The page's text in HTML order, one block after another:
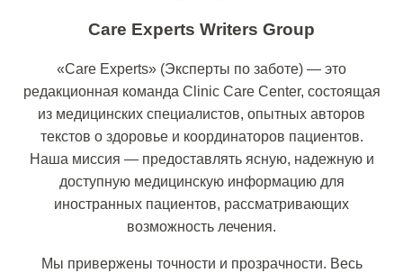
Care Experts Writers Group
«Care Experts» (Эксперты по заботе) — это
редакционная команда Clinic Care Center, состоящая
из медицинских специалистов, опытных авторов
текстов о здоровье и координаторов пациентов.
Наша миссия — предоставлять ясную, надежную и
доступную медицинскую информацию для
иностранных пациентов, рассматривающих
возможность лечения.
Мы привержены точности и прозрачности. Весь